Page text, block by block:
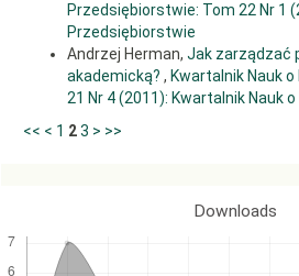
Przedsiębiorstwie: Tom 22 Nr 1
Przedsiębiorstwie
Andrzej Herman, Jak zarządzać
akademicką? , Kwartalnik Nauk
21 Nr 4 (2011): Kwartalnik Nauk
<< < 1 23 > >>
Downloads